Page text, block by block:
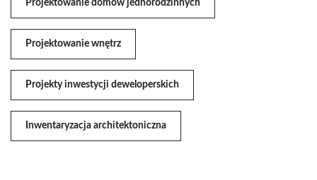
Projektowanie domów jednorodzinnych
Projektowanie wnętrz
Projekty inwestycji deweloperskich
Inwentaryzacja architektoniczna